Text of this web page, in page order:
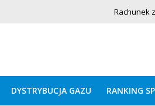
Rachunek
DYSTRYBUCJA GAZU RANKING